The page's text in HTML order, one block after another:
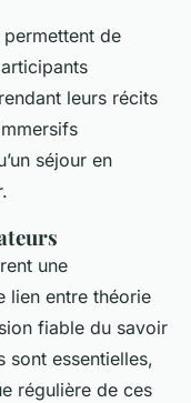
de
leurs récits
séjour en
une
lien entre théorie
fiable du savoir
sont essentielles,
régulière de ces